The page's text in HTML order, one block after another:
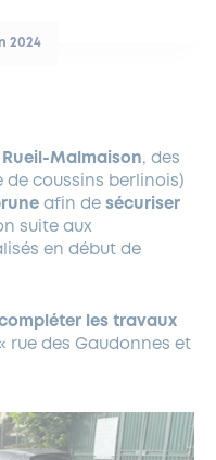
NATURELLE
2024
Rueil-Malmaison, des
de coussins berlinois)
afin de sécuriser
suite aux
en début de
les travaux
rue des Gaudonnes et